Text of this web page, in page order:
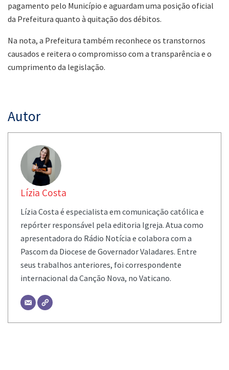
pagamento pelo Município e aguardam uma posição oficial
da Prefeitura quanto à quitação dos débitos.
Na nota, a Prefeitura também reconhece os transtornos
causados e reitera o compromisso com a transparência e o
cumprimento da legislação.
Autor
Lízia Costa
Lízia Costa é especialista em comunicação católica e
repórter responsável pela editoria Igreja. Atua como
apresentadora do Rádio Notícia e colabora com a
Pascom da Diocese de Governador Valadares. Entre
seus trabalhos anteriores, foi correspondente
internacional da Canção Nova, no Vaticano.